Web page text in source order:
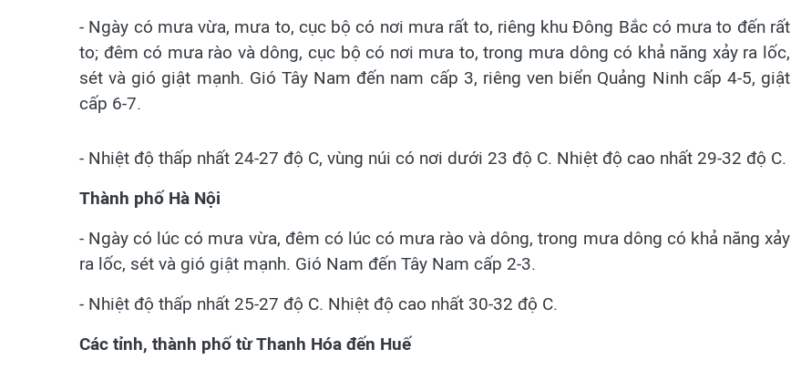
- Ngày có mưa vừa, mưa to, cục bộ có nơi mưa rất to, riêng khu Đông Bắc có mưa to đến rất
to; đêm có mưa rào và dông, cục bộ có nơi mưa to, trong mưa dông có khả năng xảy ra lốc,
sét và gió giật mạnh. Gió Tây Nam đến nam cấp 3, riêng ven biển Quảng Ninh cấp 4-5, giật
cấp 6-7.
- Nhiệt độ thấp nhất 24-27 độ C, vùng núi có nơi dưới 23 độ C. Nhiệt độ cao nhất 29-32 độ C.
Thành phố Hà Nội
- Ngày có lúc có mưa vừa, đêm có lúc có mưa rào và dông, trong mưa dông có khả năng xảy
ra lốc, sét và gió giật mạnh. Gió Nam đến Tây Nam cấp 2-3.
- Nhiệt độ thấp nhất 25-27 độ C. Nhiệt độ cao nhất 30-32 độ C.
Các tỉnh, thành phố từ Thanh Hóa đến Huế